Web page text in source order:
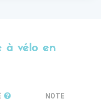
à vélo en
NOTE